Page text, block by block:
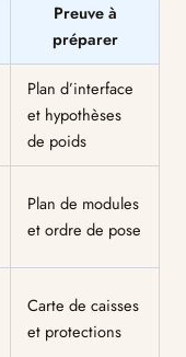
Preuve à
préparer
Plan d’interface
et hypothèses
de poids
Plan de modules
et ordre de pose
Carte de caisses
et protections